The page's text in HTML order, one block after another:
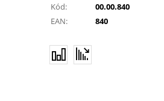
Kód:
00.00.840
EAN:
840